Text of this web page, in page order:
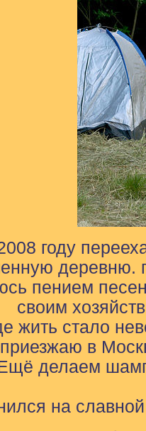
году
деревню.
пением
своим
жить стало
в
делаем
на